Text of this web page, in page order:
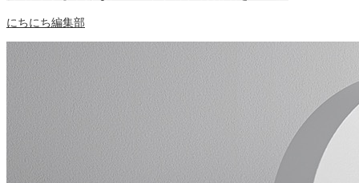
にちにち編集部